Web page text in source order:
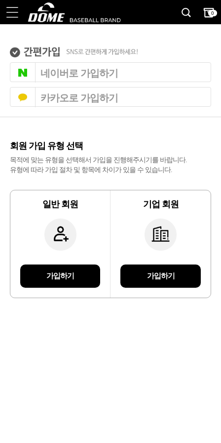
0
네이버로 가입하기
카카오로 가입하기
회원 가입 유형 선택
목적에 맞는 유형을 선택해서 가입을 진행해주시기를 바랍니다.
유형에 따라 가입 절차 및 항목에 차이가 있을 수 있습니다.
일반 회원
가입하기
기업 회원
가입하기